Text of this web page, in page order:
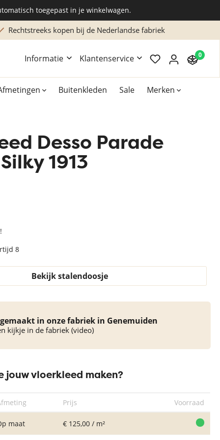
toegepast in je winkelwagen.
Rechtstreeks kopen bij de Nederlandse fabriek
Informatie Klantenservice 0
Buitenkleden Sale Merken
Accessoires
Xilento vloerkleden
Desso Parade
1913
8
Bekijk stalendoosje
in onze fabriek in Genemuiden
kijkje in de fabriek (video)
jouw vloerkleed maken?
Prijs Voorraad
maat € 125,00 / m²